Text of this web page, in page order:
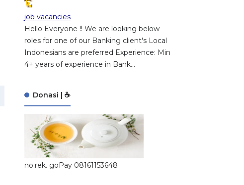
job vacancies
Hello Everyone !! We are looking below
roles for one of our Banking client's Local
Indonesians are preferred Experience: Min
4+ years of experience in Bank...
Donasi | ☕
no.rek. goPay 08161153648